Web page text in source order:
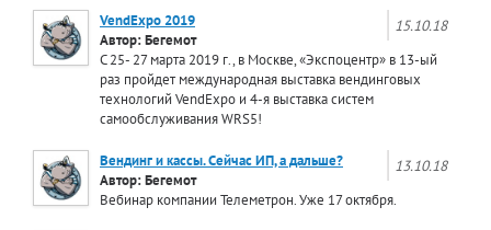
15.10.18
VendExpo 2019
Автор: Бегемот
C 25- 27 марта 2019 г., в Москве, «Экспоцентр» в 13-ый
раз пройдет международная выставка вендинговых
технологий VendExpo и 4-я выставка систем
самообслуживания WRS5!
13.10.18
Вендинг и кассы. Сейчас ИП, а дальше?
Автор: Бегемот
Вебинар компании Телеметрон. Уже 17 октября.